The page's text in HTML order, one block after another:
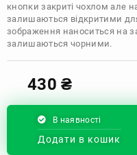
кнопки закриті чохлом але
залишаються відкритими
зображення наноситься на
залишаються чорними.
430₴
В наявності
Додати в кошик